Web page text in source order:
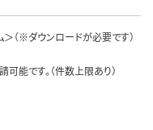
（※ダウンロードが必要です）
能です。（件数上限あり）